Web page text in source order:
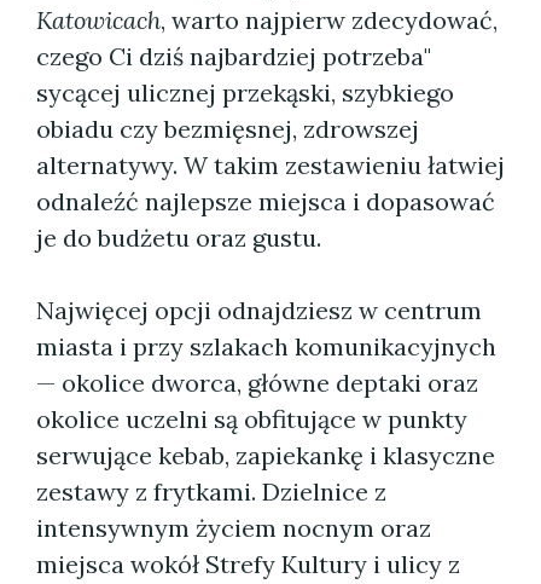
Katowicach, warto najpierw zdecydować,
czego Ci dziś najbardziej potrzeba"
sycącej ulicznej przekąski, szybkiego
obiadu czy bezmięsnej, zdrowszej
alternatywy. W takim zestawieniu łatwiej
odnaleźć najlepsze miejsca i dopasować
je do budżetu oraz gustu.
Najwięcej opcji odnajdziesz w centrum
miasta i przy szlakach komunikacyjnych
— okolice dworca, główne deptaki oraz
okolice uczelni są obfitujące w punkty
serwujące kebab, zapiekankę i klasyczne
zestawy z frytkami. Dzielnice z
intensywnym życiem nocnym oraz
miejsca wokół Strefy Kultury i ulicy z